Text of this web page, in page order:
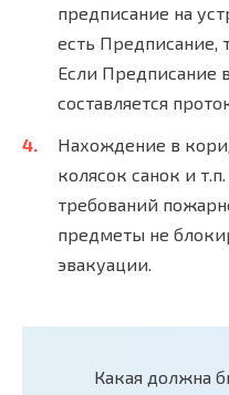
предписание на
есть Предписание,
Если Предписание
составляется
Нахождение в
колясок санок и
требований
предметы не
эвакуации.
Какая должна